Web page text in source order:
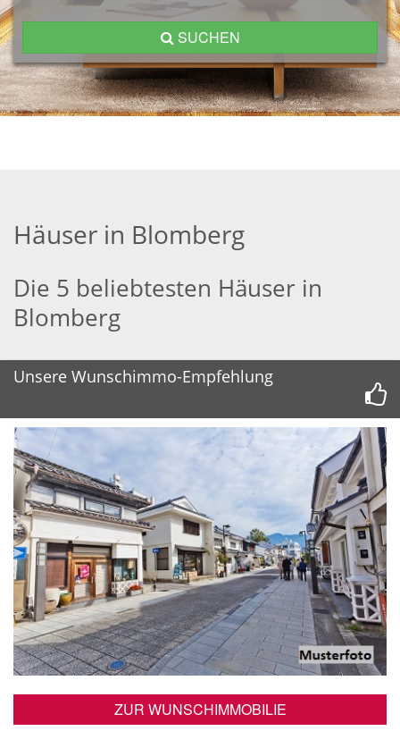
SUCHEN
Häuser in Blomberg
Die 5 beliebtesten Häuser in
Blomberg
Unsere Wunschimmo-Empfehlung
ZUR WUNSCHIMMOBILIE